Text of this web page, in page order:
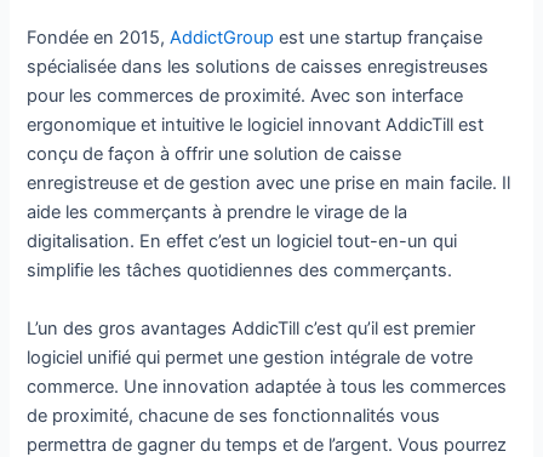
Fondée en 2015,AddictGroup est une startup française
spécialisée dans les solutions de caisses enregistreuses
pour les commerces de proximité. Avec son interface
ergonomique et intuitive le logiciel innovant AddicTill est
conçu de façon à offrir une solution de caisse
enregistreuse et de gestion avec une prise en main facile. Il
aide les commerçants à prendre le virage de la
digitalisation. En effet c’est un logiciel tout-en-un qui
simplifie les tâches quotidiennes des commerçants.
L’un des gros avantages AddicTill c’est qu’il est premier
logiciel unifié qui permet une gestion intégrale de votre
commerce. Une innovation adaptée à tous les commerces
de proximité, chacune de ses fonctionnalités vous
permettra de gagner du temps et de l’argent. Vous pourrez